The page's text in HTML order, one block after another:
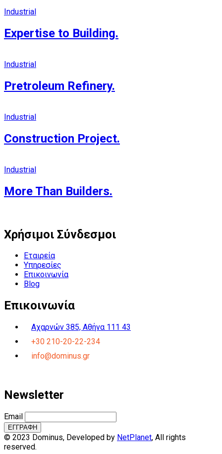
Industrial
Expertise to Building.
Industrial
Pretroleum Refinery.
Industrial
Construction Project.
Industrial
More Than Builders.
Χρήσιμοι Σύνδεσμοι
Εταιρεία
Υπηρεσίες
Επικοινωνία
Blog
Επικοινωνία
Αχαρνών 385, Αθήνα 111 43
+30 210-20-22-234
info@dominus.gr
Newsletter
Email
© 2023 Dominus, Developed by NetPlanet, All rights
reserved.